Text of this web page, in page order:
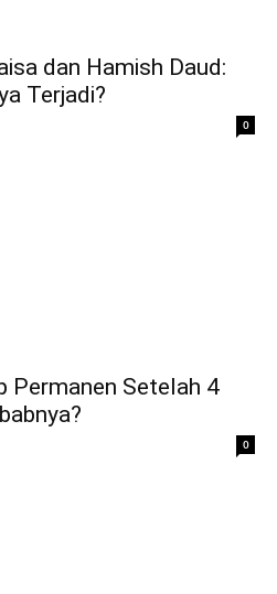
dan Hamish Daud:
Terjadi?
0
Permanen Setelah 4
0